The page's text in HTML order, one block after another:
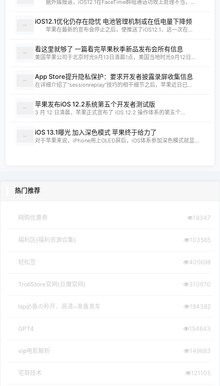
据外媒报道，iOS12.1在FaceTime群组通话功效上处理不当，...
iOS12.1优化仍存在隐忧 电池管理机制或在低电量下降频
苹果在最新的宣布会停止之后，便推送了iOS12.1，这一次在...
看这里就够了 一篇看完苹果秋季新品发布会所有信息
美国苹果公司于北京时光9月13日清晨1点，美国当地时光9月12日...
App Store提升隐私保护：要求开发者披露录屏收集信息
在详细介绍了“sessionreplay”技巧的相干细节之后，苹果近日已...
苹果发布iOS 12.2系统第五个开发者测试版
3 月 12 日清晨，苹果正式宣布了 iOS 12.2 操作体系的第五个...
iOS 13.1曝光 加入深色模式 苹果终于给力了
对于苹果来说，iPhone用上OLED屏后，iOS体系参加深色模式就显...
热门推荐
网购优惠券 18347
福利区(福利资源合集) 103565
轻松签 405698
TrollStore官网(巨魔官网) 310970
lsp必备の秒开、高清~准备发车 184382
GPT4 154643
vip电影解析 149693
宅哥技术 121105